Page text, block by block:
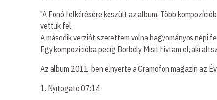
"A Fonó felkérésére készült az album. Több
vettük fel.
A második verziót szerettem volna hagyományos népi
Egy kompozícióba pedig Borbély Misit hívtam el, aki
Az album 2011-ben elnyerte a Gramofon magazin az
1. Nyitogató 07:14